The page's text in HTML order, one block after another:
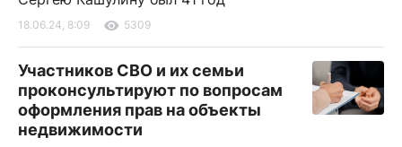
18.06.24, 8:09 5309
Участников СВО и их семьи
проконсультируют по вопросам
оформления прав на объекты
недвижимости